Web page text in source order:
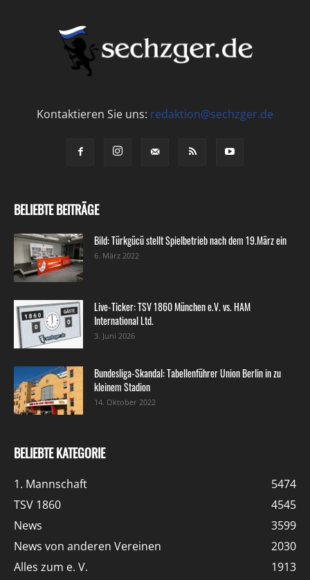
Kontaktieren Sie uns: redaktion@sechzger.de
BELIEBTE BEITRÄGE
Bild: Türkgücü stellt Spielbetrieb nach dem 19.März ein
6. März 2022
Live-Ticker: TSV 1860 München e.V. vs. HAM
International Ltd.
3. Juni 2026
Bundesliga-Skandal: Tabellenführer Union Berlin in zu
kleinem Stadion
14. Oktober 2022
BELIEBTE KATEGORIE
1. Mannschaft
5474
TSV 1860
4545
News
3599
News von anderen Vereinen
2030
Alles zum e. V.
1913